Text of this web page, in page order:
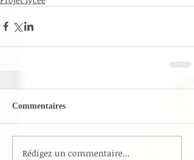
Commentaires
Rédigez un commentaire...